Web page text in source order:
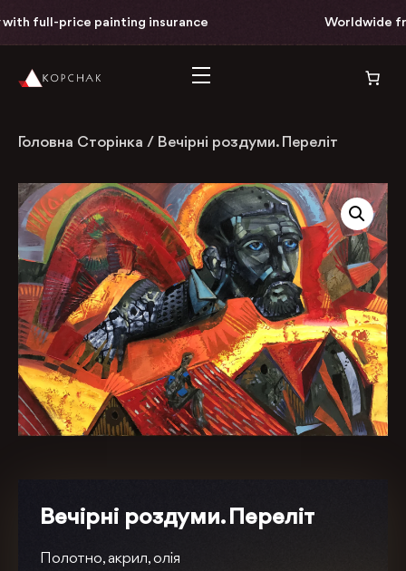
full-price painting insurance Worldwide
Головна Сторінка / Вечірні роздуми. Переліт
Вечірні роздуми. Переліт
Полотно, акрил, олія